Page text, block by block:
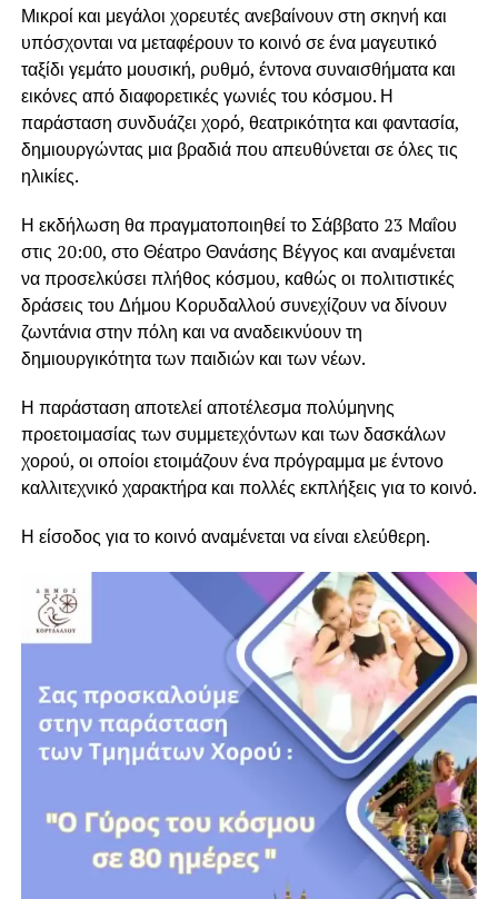
Μικροί και μεγάλοι χορευτές ανεβαίνουν στη σκηνή και
υπόσχονται να μεταφέρουν το κοινό σε ένα μαγευτικό
ταξίδι γεμάτο μουσική, ρυθμό, έντονα συναισθήματα και
εικόνες από διαφορετικές γωνιές του κόσμου. Η
παράσταση συνδυάζει χορό, θεατρικότητα και φαντασία,
δημιουργώντας μια βραδιά που απευθύνεται σε όλες τις
ηλικίες.
Η εκδήλωση θα πραγματοποιηθεί το Σάββατο 23 Μαΐου
στις 20:00, στοΘέατρο Θανάσης Βέγγος και αναμένεται
να προσελκύσει πλήθος κόσμου, καθώς οι πολιτιστικές
δράσεις του Δήμου Κορυδαλλού συνεχίζουν να δίνουν
ζωντάνια στην πόλη και να αναδεικνύουν τη
δημιουργικότητα των παιδιών και των νέων.
Η παράσταση αποτελεί αποτέλεσμα πολύμηνης
προετοιμασίας των συμμετεχόντων και των δασκάλων
χορού, οι οποίοι ετοιμάζουν ένα πρόγραμμα με έντονο
καλλιτεχνικό χαρακτήρα και πολλές εκπλήξεις για το κοινό.
Η είσοδος για το κοινό αναμένεται να είναι ελεύθερη.